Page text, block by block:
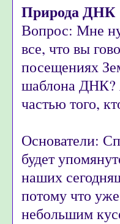
Природа ДНК
Вопрос: Мне
все, что вы
посещениях
шаблона ДНК?
частью того,
Основатели:
будет
наших
потому что
небольшим